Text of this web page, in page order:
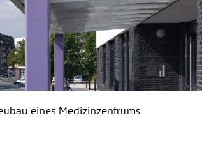
eines Medizinzentrums